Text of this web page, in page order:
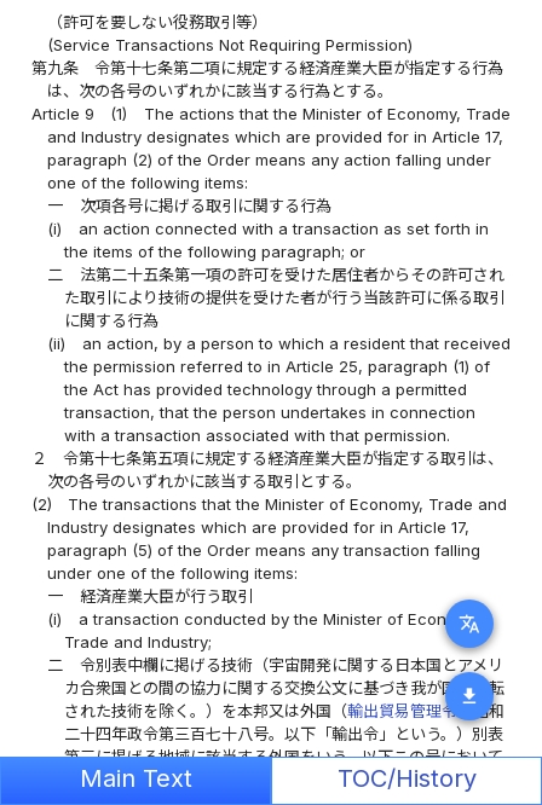
translate
download
（許可を要しない役務取引等）
(Service Transactions Not Requiring Permission)
第九条
令第十七条第二項に規定する経済産業大臣が指定する行為
は、次の各号のいずれかに該当する行為とする。
Article 9
(1)
The actions that the Minister of Economy, Trade
and Industry designates which are provided for in Article 17,
paragraph (2) of the Order means any action falling under
one of the following items:
一
次項各号に掲げる取引に関する行為
(i)
an action connected with a transaction as set forth in
the items of the following paragraph; or
二
法第二十五条第一項の許可を受けた居住者からその許可され
た取引により技術の提供を受けた者が行う当該許可に係る取引
に関する行為
(ii)
an action, by a person to which a resident that received
the permission referred to in Article 25, paragraph (1) of
the Act has provided technology through a permitted
transaction, that the person undertakes in connection
with a transaction associated with that permission.
２
令第十七条第五項に規定する経済産業大臣が指定する取引は、
次の各号のいずれかに該当する取引とする。
(2)
The transactions that the Minister of Economy, Trade and
Industry designates which are provided for in Article 17,
paragraph (5) of the Order means any transaction falling
under one of the following items:
一
経済産業大臣が行う取引
(i)
a transaction conducted by the Minister of Economy,
Trade and Industry;
二
令別表中欄に掲げる技術（宇宙開発に関する日本国とアメリ
カ合衆国との間の協力に関する交換公文に基づき我が国に移転
された技術を除く。）を本邦又は外国（輸出貿易管理令 （昭和
二十四年政令第三百七十八号。以下「輸出令」という。）別表
第三に掲げる地域に該当する外国をいう。以下この号において
同じ。）において居住者又は外国の非居住者に提供することを
Main Text TOC/History